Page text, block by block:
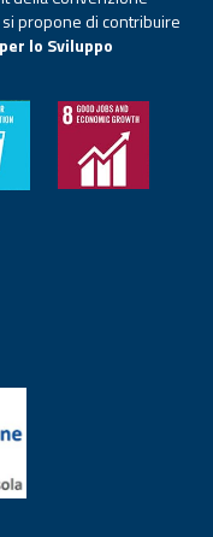
propone di contribuire
lo Sviluppo